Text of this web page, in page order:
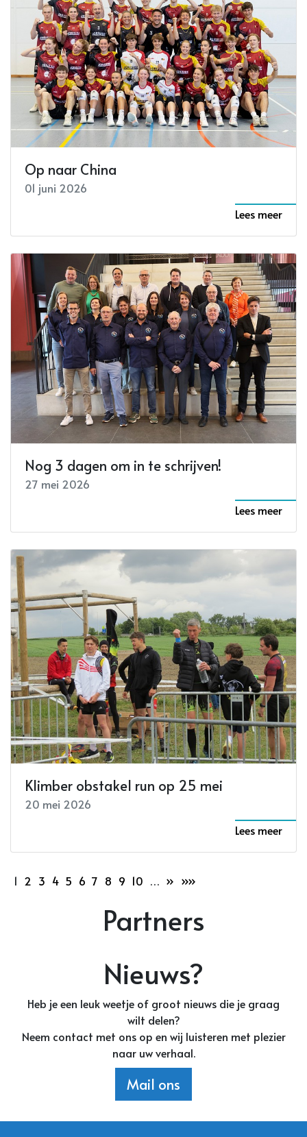
Op naar China
01 juni 2026
Lees meer
Nog 3 dagen om in te schrijven!
27 mei 2026
Lees meer
Klimber obstakel run op 25 mei
20 mei 2026
Lees meer
1 2 3 4 5 6 7 8 9 10 … » »»
Partners
Nieuws?
Heb je een leuk weetje of groot nieuws die je graag
wilt delen?
Neem contact met ons op en wij luisteren met plezier
naar uw verhaal.
Mail ons